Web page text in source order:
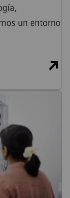
un entorno